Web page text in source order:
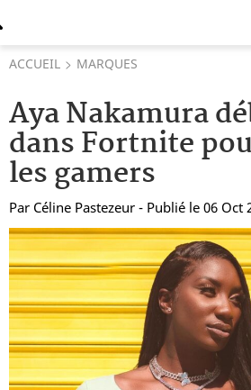
ACCUEIL MARQUES
Aya Nakamura
dans Fortnite
les gamers
Par Céline Pastezeur - Publié le 06 Oct